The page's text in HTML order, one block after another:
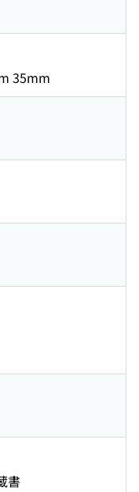
35mm
書